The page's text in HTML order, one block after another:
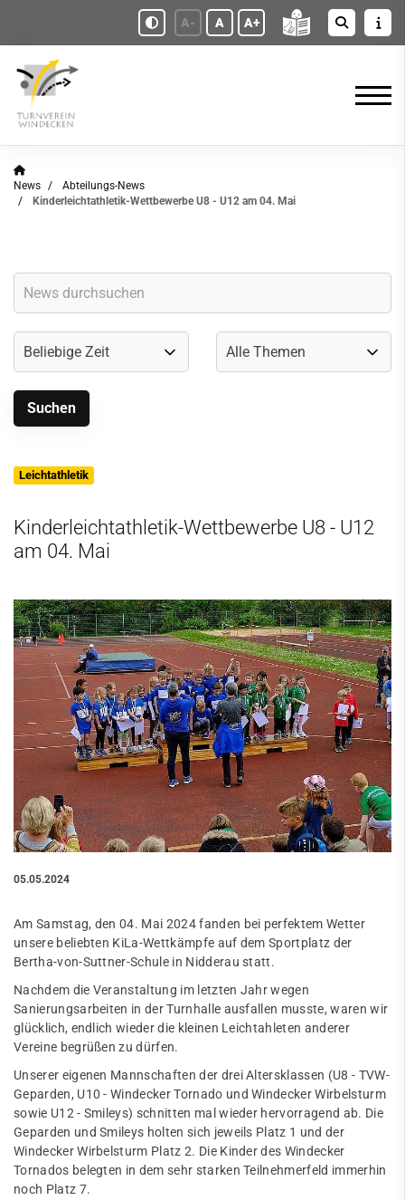
A- A A+
News
Abteilungs-News
Kinderleichtathletik-Wettbewerbe U8 - U12 am 04. Mai
Leichtathletik
Kinderleichtathletik-Wettbewerbe U8 - U12
am 04. Mai
05.05.2024
Am Samstag, den 04. Mai 2024 fanden bei perfektem Wetter
unsere beliebten KiLa-Wettkämpfe auf dem Sportplatz der
Bertha-von-Suttner-Schule in Nidderau statt.
Nachdem die Veranstaltung im letzten Jahr wegen
Sanierungsarbeiten in der Turnhalle ausfallen musste, waren wir
glücklich, endlich wieder die kleinen Leichtahleten anderer
Vereine begrüßen zu dürfen.
Unserer eigenen Mannschaften der drei Altersklassen (U8 - TVW-
Geparden, U10 - Windecker Tornado und Windecker Wirbelsturm
sowie U12 - Smileys) schnitten mal wieder hervorragend ab. Die
Geparden und Smileys holten sich jeweils Platz 1 und der
Windecker Wirbelsturm Platz 2. Die Kinder des Windecker
Tornados belegten in dem sehr starken Teilnehmerfeld immerhin
noch Platz 7.